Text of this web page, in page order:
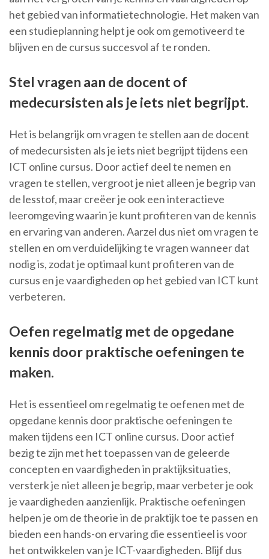
het gebied van informatietechnologie. Het maken van
een studieplanning helpt je ook om gemotiveerd te
blijven en de cursus succesvol af te ronden.
Stel vragen aan de docent of
medecursisten als je iets niet begrijpt.
Het is belangrijk om vragen te stellen aan de docent
of medecursisten als je iets niet begrijpt tijdens een
ICT online cursus. Door actief deel te nemen en
vragen te stellen, vergroot je niet alleen je begrip van
de lesstof, maar creëer je ook een interactieve
leeromgeving waarin je kunt profiteren van de kennis
en ervaring van anderen. Aarzel dus niet om vragen te
stellen en om verduidelijking te vragen wanneer dat
nodig is, zodat je optimaal kunt profiteren van de
cursus en je vaardigheden op het gebied van ICT kunt
verbeteren.
Oefen regelmatig met de opgedane
kennis door praktische oefeningen te
maken.
Het is essentieel om regelmatig te oefenen met de
opgedane kennis door praktische oefeningen te
maken tijdens een ICT online cursus. Door actief
bezig te zijn met het toepassen van de geleerde
concepten en vaardigheden in praktijksituaties,
versterk je niet alleen je begrip, maar verbeter je ook
je vaardigheden aanzienlijk. Praktische oefeningen
helpen je om de theorie in de praktijk toe te passen en
bieden een hands-on ervaring die essentieel is voor
het ontwikkelen van je ICT-vaardigheden. Blijf dus